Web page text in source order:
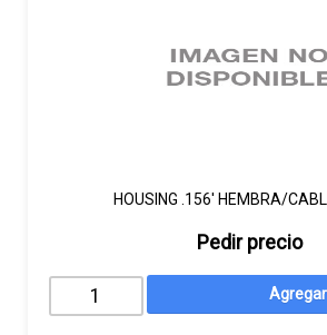
HOUSING .156' HEMBRA/
Pedir precio